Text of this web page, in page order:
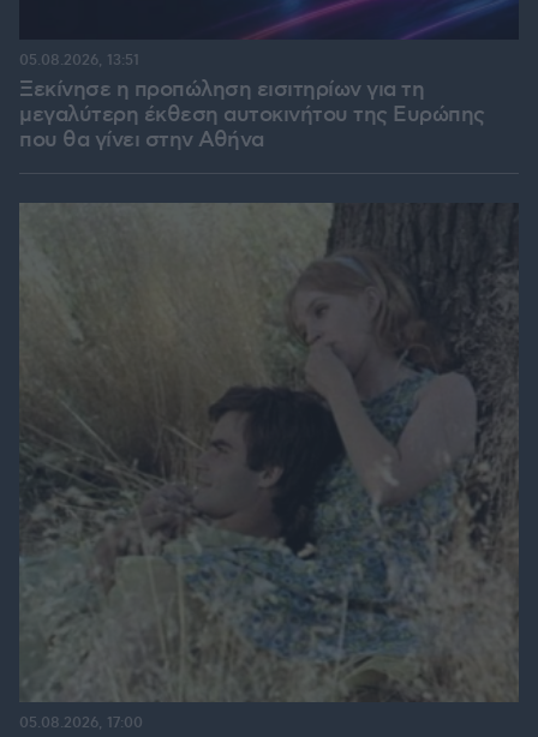
Ξεκίνησε η προπώληση εισιτηρίων για τη
μεγαλύτερη έκθεση αυτοκινήτου της Ευρώπης
που θα γίνει στην Αθήνα
05.08.2026, 13:51
05.08.2026, 17:00